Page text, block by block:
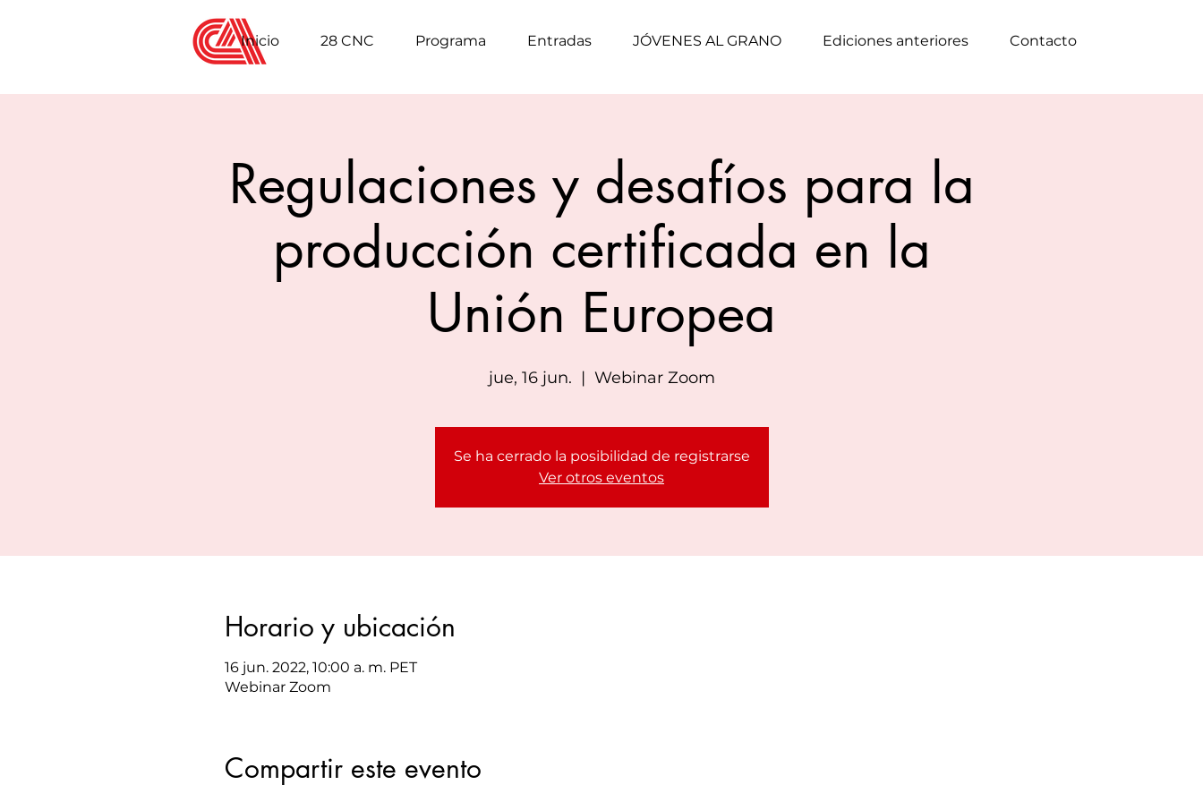
Inicio 28 CNC Programa Entradas JÓVENES AL GRANO Ediciones anteriores Contacto
Regulaciones y desafíos para la
producción certificada en la
Unión Europea
jue, 16 jun.
  |
Webinar Zoom
Se ha cerrado la posibilidad de registrarse
Ver otros eventos
Horario y ubicación
16 jun. 2022, 10:00 a. m. PET
Webinar Zoom
Compartir este evento